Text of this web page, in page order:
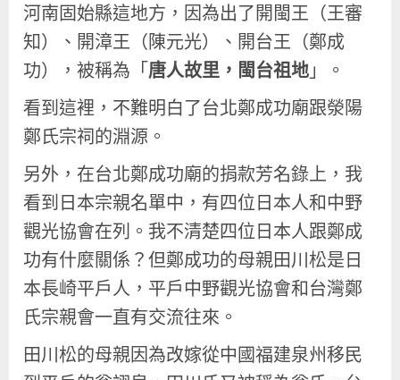
河南固始縣這地方，因為出了開閩王（王審
知）、開漳王（陳元光）、開台王（鄭成
功），被稱為「唐人故里，閩台祖地」。
看到這裡，不難明白了台北鄭成功廟跟滎陽
鄭氏宗祠的淵源。
另外，在台北鄭成功廟的捐款芳名錄上，我
看到日本宗親名單中，有四位日本人和中野
觀光協會在列。我不清楚四位日本人跟鄭成
功有什麼關係？但鄭成功的母親田川松是日
本長崎平戶人，平戶中野觀光協會和台灣鄭
氏宗親會一直有交流往來。
田川松的母親因為改嫁從中國福建泉州移民